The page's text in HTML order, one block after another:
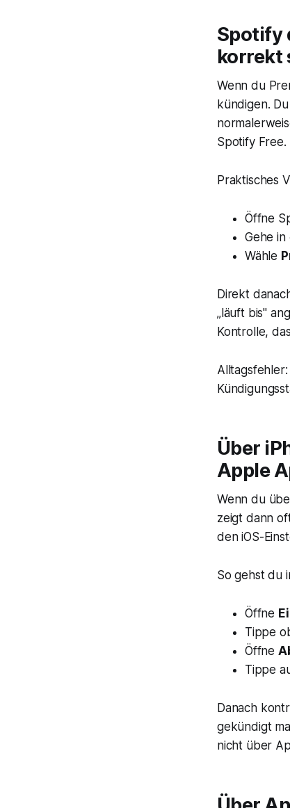
Spotify
korrekt
Wenn du
kündigen.
Spotify Free.
Praktisches
Öffne
Gehe in
Wähle
Direkt
„läuft bis"
Kontrolle,
Über
Apple
Wenn du
zeigt dann
den iOS-
So gehst du
Öffne
Tippe
Öffne
Tippe
Danach
gekündigt
nicht über